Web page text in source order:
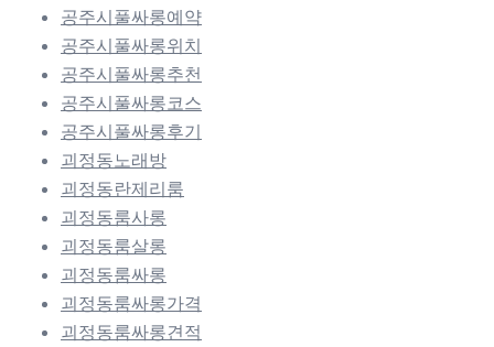
공주시풀싸롱예약
공주시풀싸롱위치
공주시풀싸롱추천
공주시풀싸롱코스
공주시풀싸롱후기
괴정동노래방
괴정동란제리룸
괴정동룸사롱
괴정동룸살롱
괴정동룸싸롱
괴정동룸싸롱가격
괴정동룸싸롱견적